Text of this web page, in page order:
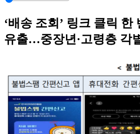
‘배송 조회’ 링크 클릭 한
유출…중장년·고령층 각